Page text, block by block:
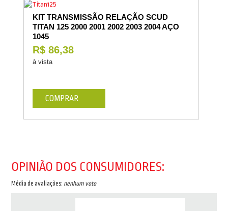
KIT TRANSMISSÃO RELAÇÃO SCUD
TITAN 125 2000 2001 2002 2003 2004 AÇO
1045
R$ 86,38
à vista
COMPRAR
OPINIÃO DOS CONSUMIDORES:
Média de avaliações: nenhum voto